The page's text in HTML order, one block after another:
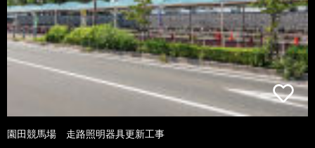
園田競馬場 走路照明器具更新工事